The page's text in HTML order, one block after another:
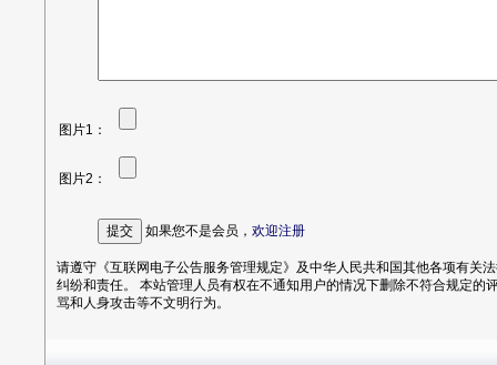
图片1：
图片2：
如果您不是会员， 欢迎注册
请遵守《互联网电子公告服务管理规定》及中华人民共和国其他各项有关法律法规。 用户发表意见仅代表其个人意见，并且承担一切
纠纷和责任。 本站管理人员有权在不通知用户的情况下删除不符合规定的评论信息或留做证据。 请客观的评价您所看到的资讯，提倡就事论事，杜绝漫
骂和人身攻击等不文明行为。